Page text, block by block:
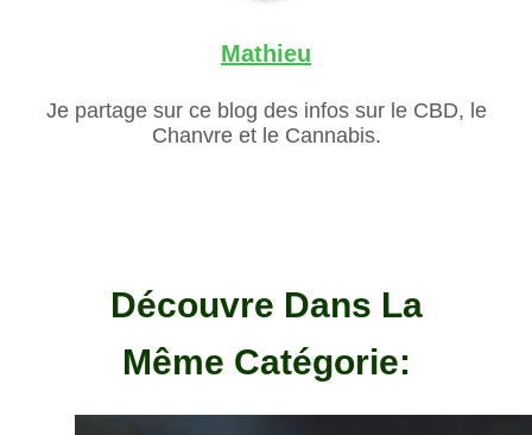
Mathieu
Je partage sur ce blog des infos sur le CBD, le
Chanvre et le Cannabis.
Découvre Dans La
Même Catégorie: